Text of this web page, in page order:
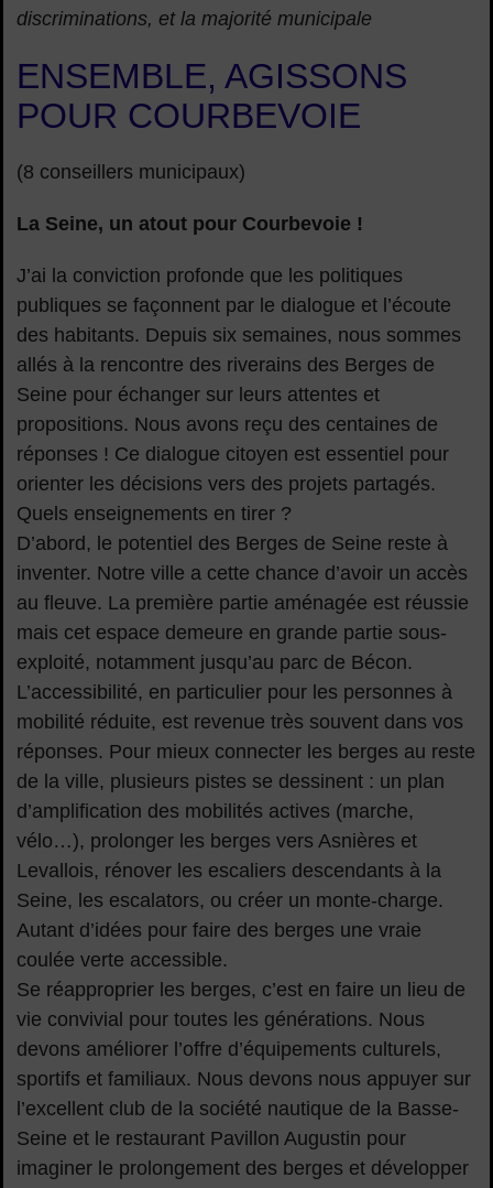
discriminations, et la majorité municipale
ENSEMBLE, AGISSONS
POUR COURBEVOIE
(8 conseillers municipaux)
La Seine, un atout pour Courbevoie !
J’ai la conviction profonde que les politiques
publiques se façonnent par le dialogue et l’écoute
des habitants. Depuis six semaines, nous sommes
allés à la rencontre des riverains des Berges de
Seine pour échanger sur leurs attentes et
propositions. Nous avons reçu des centaines de
réponses ! Ce dialogue citoyen est essentiel pour
orienter les décisions vers des projets partagés.
Quels enseignements en tirer ?
D’abord, le potentiel des Berges de Seine reste à
inventer. Notre ville a cette chance d’avoir un accès
au fleuve. La première partie aménagée est réussie
mais cet espace demeure en grande partie sous-
exploité, notamment jusqu’au parc de Bécon.
L’accessibilité, en particulier pour les personnes à
mobilité réduite, est revenue très souvent dans vos
réponses. Pour mieux connecter les berges au reste
de la ville, plusieurs pistes se dessinent : un plan
d’amplification des mobilités actives (marche,
vélo…), prolonger les berges vers Asnières et
Levallois, rénover les escaliers descendants à la
Seine, les escalators, ou créer un monte-charge.
Autant d’idées pour faire des berges une vraie
coulée verte accessible.
Se réapproprier les berges, c’est en faire un lieu de
vie convivial pour toutes les générations. Nous
devons améliorer l’offre d’équipements culturels,
sportifs et familiaux. Nous devons nous appuyer sur
l’excellent club de la société nautique de la Basse-
Seine et le restaurant Pavillon Augustin pour
imaginer le prolongement des berges et développer